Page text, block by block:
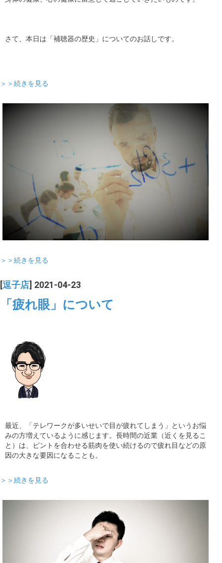
さて、本日は「補聴器の歴史」についてのお話しです。
＞＞続きを見る
＞＞続きを見る
逗子店 ] 2021-04-23
「疲れ眼」について
最近、「テレワークが多いせいで目が疲れてしまう」というお悩
みの方増えているように感じます。長時間の近業（近くを見るこ
と）は、ピントを合わせる筋肉を使い続けるので疲れ目などの原
因の大きな要因になることも。
＞＞続きを見る